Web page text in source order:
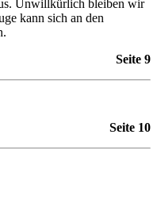
Unwillkürlich bleiben wir
kann sich an den
Seite 9
Seite 10